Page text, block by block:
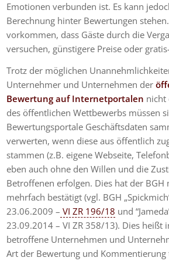
Emotionen verbunden ist. Es kann
Berechnung hinter Bewertungen
vorkommen, dass Gäste durch die
versuchen, günstigere Preise oder
Trotz der möglichen
Unternehmer und Unternehmen der
Bewertung auf Internetportalen nicht
des öffentlichen Wettbewerbs müssen
Bewertungsportale Geschäftsdaten
verwerten, wenn diese aus öffentlich
stammen (z.B. eigene Webseite,
eben auch ohne den Willen und die
Betroffenen erfolgen. Dies hat der
mehrfach bestätigt (vgl. BGH
23.06.2009 – VI ZR 196/18 und
23.09.2014 – VI ZR 358/13). Dies heißt
betroffene Unternehmen und
Art der Bewertung und